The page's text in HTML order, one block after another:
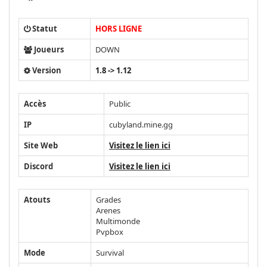
Statut
HORS LIGNE
Joueurs
DOWN
Version
1.8 -> 1.12
Accès
Public
IP
cubyland.mine.gg
Site Web
Visitez le lien ici
Discord
Visitez le lien ici
Atouts
Grades
Arenes
Multimonde
Pvpbox
Mode
Survival